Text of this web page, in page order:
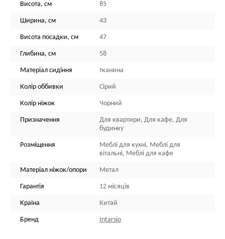
Висота, см 85
Ширина, см 43
Висота посадки, см 47
Глибина, см 58
Матеріал сидіння тканина
Колір оббивки Сірий
Колір ніжок Чорний
Призначення
Для квартири, Для кафе, Для
будинку
Розміщення
Меблі для кухні, Меблі для
вітальні, Меблі для кафе
Матеріал ніжок/опори Метал
Гарантія 12 місяців
Країна Китай
Бренд Intarsio